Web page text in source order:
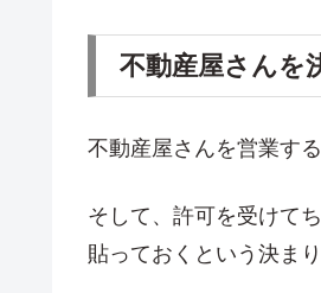
不動産屋さんを
不動産屋さんを営業す
そして、許可を受けて
貼っておくという決ま